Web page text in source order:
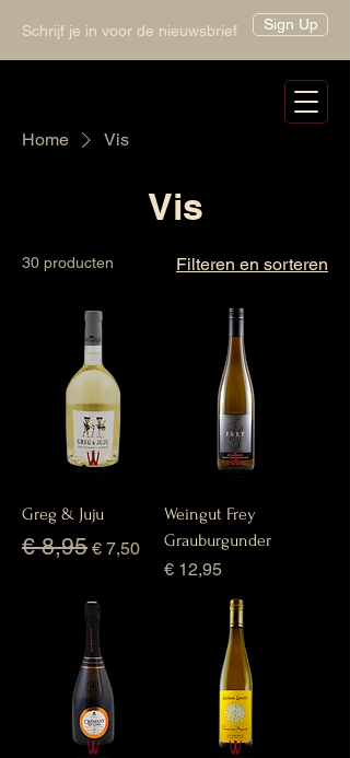
Schrijf je in voor de nieuwsbrief Sign Up
Home Vis
Vis
30 producten Filteren en sorteren
Greg & Juju
Normale prijs
€ 8,95 Verkoopprijs
€ 7,50
Weingut Frey
Grauburgunder
Prijs
€ 12,95